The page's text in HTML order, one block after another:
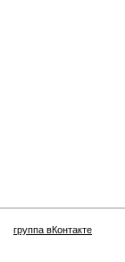
группа вКонтакте